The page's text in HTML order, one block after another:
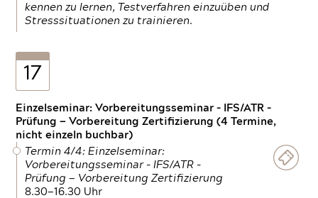
kennen zu lernen, Testverfahren einzuüben und
Stresssituationen zu trainieren.
17
Einzelseminar: Vorbereitungsseminar - IFS/ATR -
Prüfung — Vorbereitung Zertifizierung (4 Termine,
nicht einzeln buchbar)
Termin 4/4: Einzelseminar:
Vorbereitungsseminar - IFS/ATR -
Prüfung — Vorbereitung Zertifizierung
8.30—16.30 Uhr